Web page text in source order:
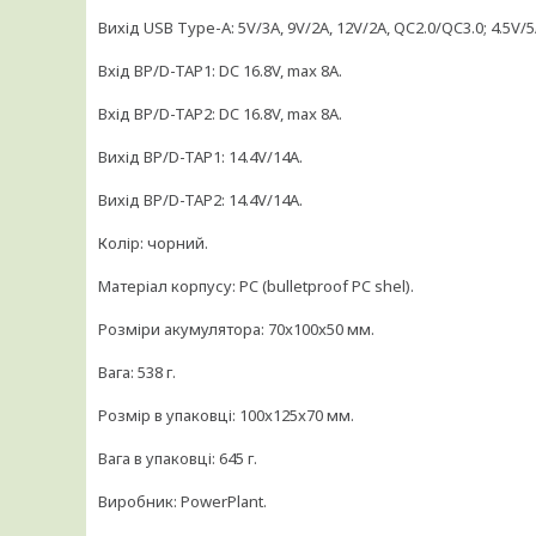
Вихід USB Type-A: 5V/3A, 9V/2A, 12V/2A, QC2.0/QC3.0; 4.5V/
Вхід BP/D-TAP1: DC 16.8V, max 8A.
Вхід BP/D-TAP2: DC 16.8V, max 8A.
Вихід BP/D-TAP1: 14.4V/14A.
Вихід BP/D-TAP2: 14.4V/14A.
Колір: чорний.
Матеріал корпусу: PC (bulletproof PC shel).
Розміри акумулятора: 70x100x50 мм.
Вага: 538 г.
Розмір в упаковці: 100x125x70 мм.
Вага в упаковці: 645 г.
Виробник: PowerPlant.